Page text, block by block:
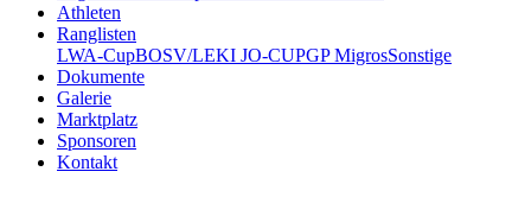
Athleten
Ranglisten
LWA-CupBOSV/LEKI JO-CUPGP MigrosSonstige
Dokumente
Galerie
Marktplatz
Sponsoren
Kontakt